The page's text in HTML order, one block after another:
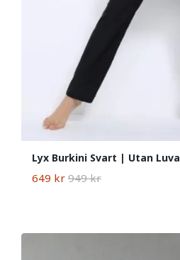
Lyx Burkini Svart | Utan Luva
649 kr 949 kr